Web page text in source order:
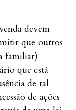
devem
que outros
familiar)
que está
de tal
de ações